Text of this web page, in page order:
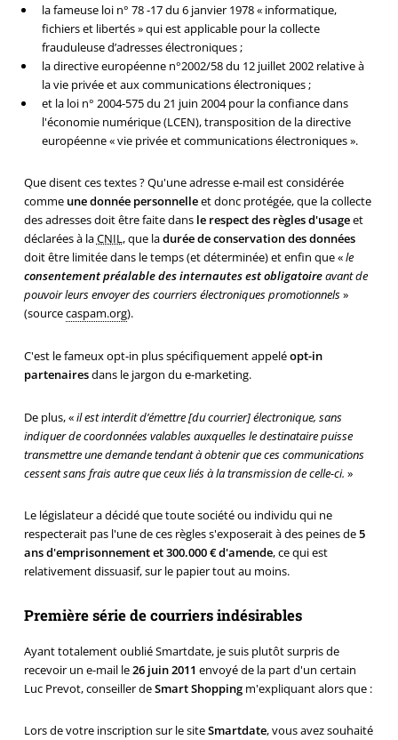
la fameuse loi n° 78 -17 du 6 janvier 1978 « informatique,
fichiers et libertés » qui est applicable pour la collecte
frauduleuse d’adresses électroniques ;
la directive européenne n°2002/58 du 12 juillet 2002 relative à
la vie privée et aux communications électroniques ;
et la loi n° 2004-575 du 21 juin 2004 pour la confiance dans
l'économie numérique (LCEN), transposition de la directive
européenne « vie privée et communications électroniques ».
Que disent ces textes ? Qu'une adresse e-mail est considérée
comme une donnée personnelleet donc protégée, que la collecte
des adresses doit être faite dans le respect des règles d'usageet
déclarées à laCNIL, que ladurée de conservation des données
doit être limitée dans le temps (et déterminée) et enfin que «le
consentement préalable des internautes est obligatoireavant de
pouvoir leurs envoyer des courriers électroniques promotionnels»
(sourcecaspam.org).
C'est le fameux opt-in plus spécifiquement appeléopt-in
partenairesdans le jargon du e-marketing.
De plus, «il est interdit d’émettre [du courrier] électronique, sans
indiquer de coordonnées valables auxquelles le destinataire puisse
transmettre une demande tendant à obtenir que ces communications
cessent sans frais autre que ceux liés à la transmission de celle-ci. »
Le législateur a décidé que toute société ou individu qui ne
respecterait pas l'une de ces règles s'exposerait à des peines de5
ans d'emprisonnement et 300.000 € d'amende, ce qui est
relativement dissuasif, sur le papier tout au moins.
Première série de courriers indésirables
Ayant totalement oublié Smartdate, je suis plutôt surpris de
recevoir un e-mail le26 juin 2011 envoyé de la part d'un certain
Luc Prevot, conseiller deSmart Shoppingm'expliquant alors que :
Lors de votre inscription sur le siteSmartdate, vous avez souhaité